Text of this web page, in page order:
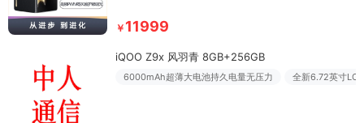
￥ 11999
iQOO Z9x 风羽青 8GB+256GB
6000mAh超薄大电池持久电量无压力 全新6.72英寸